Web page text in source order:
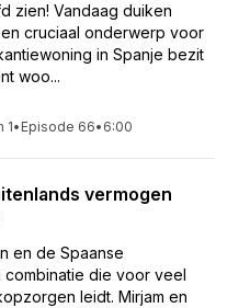
zien! Vandaag duiken
cruciaal onderwerp voor
in Spanje bezit
woo...
1• Episode 66• 6:00
vermogen
en de Spaanse
combinatie die voor veel
leidt. Mirjam en